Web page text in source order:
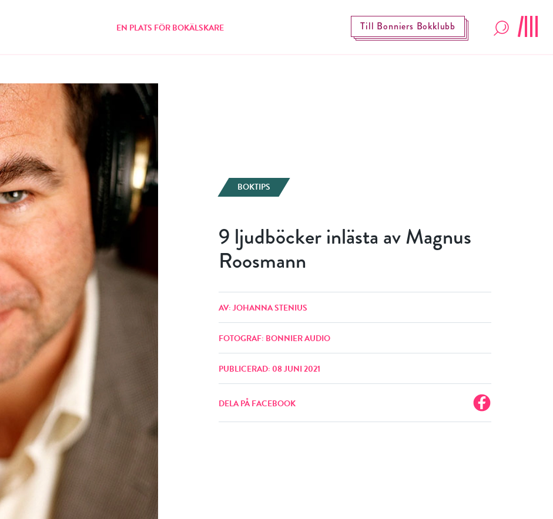
EN PLATS FÖR BOKÄLSKARE Till Bonniers Bokklubb
BOKTIPS
9 ljudböcker inlästa av Magnus
Roosmann
AV: JOHANNA STENIUS
FOTOGRAF: BONNIER AUDIO
PUBLICERAD: 08 JUNI 2021
DELA PÅ FACEBOOK